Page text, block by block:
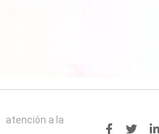
atención a la